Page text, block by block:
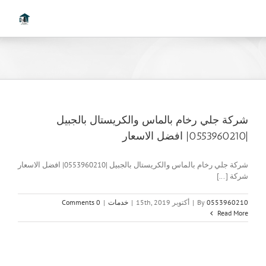
شركة جلي رخام بالماس والكريستال بالجبيل
|0553960210| افضل الاسعار
شركة جلي رخام بالماس والكريستال بالجبيل |0553960210| افضل الاسعار
شركة [...]
By 0553960210
| أكتوبر 15th, 2019 | خدمات |
0 Comments
Read More